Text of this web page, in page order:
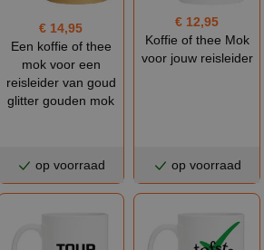
€ 14,95
Een koffie of thee
mok voor een
reisleider van goud
glitter gouden mok
op voorraad
€ 12,95
Koffie of thee Mok
voor jouw reisleider
op voorraad